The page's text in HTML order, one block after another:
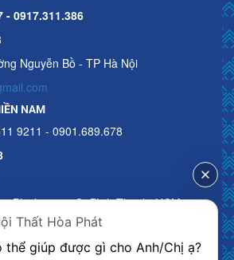
- 0917.311.386
Nguyễn Bồ - TP Hà Nội
NAM
9211 - 0901.689.678
Phường 15, Q. Bình Thạnh, HCM
Thất Hòa Phát